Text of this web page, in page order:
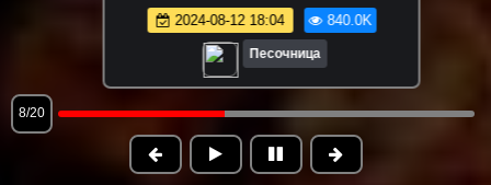
видео про игрушки Om Nom
2024-08-13 15:03 815.3K
Песочница
9/20